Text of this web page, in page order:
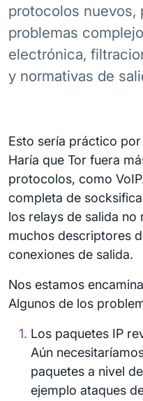
protocolos nuevos,
problemas
electrónica,
y normativas de
Esto sería práctico
Haría que Tor fuera
protocolos, como
completa de
los relays de salida no
muchos descriptores
conexiones de salida.
Nos estamos
Algunos de los
Los paquetes IP
Aún
paquetes a nivel
ejemplo ataques